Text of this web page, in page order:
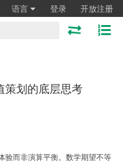
语言 登录 开放注册
策划的底层思考
验而非演算平衡。数学期望不等